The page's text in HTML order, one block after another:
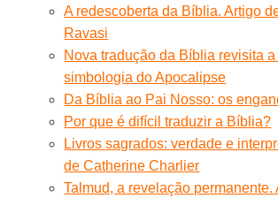
A redescoberta da Bíblia. Artigo
Ravasi
Nova tradução da Bíblia revisita
simbologia do Apocalipse
Da Bíblia ao Pai Nosso: os
Por que é difícil traduzir a Bíblia?
Livros sagrados: verdade e
de Catherine Charlier
Talmud, a revelação permanente.